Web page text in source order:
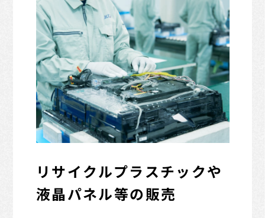
リサイクルプラスチックや
液晶パネル等の販売